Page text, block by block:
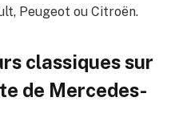
Peugeot ou Citroën.
classiques sur
de Mercedes-